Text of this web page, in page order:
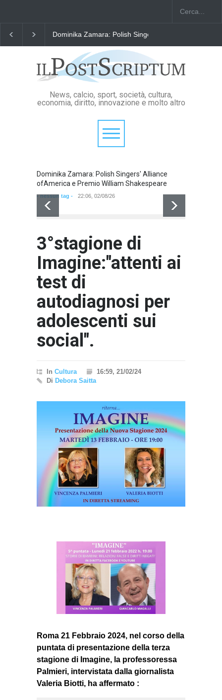
Shakespeare "Il Passaporto di Fausto Angelo Coppi" il Premio
News, calcio, sport, società, cultura,
economia, diritto, innovazione e molto altro
Dominika Zamara: Polish Singers' Alliance
ofAmerica e Premio William Shakespeare
- nessun tag - 22:06, 02/08/26
3°stagione di
Imagine:"attenti ai
test di
autodiagnosi per
adolescenti sui
social".
In Cultura
16:59, 21/02/24
Di Debora Saitta
Roma 21 Febbraio 2024, nel corso della
puntata di presentazione della terza
stagione di Imagine, la professoressa
Palmieri, intervistata dalla giornalista
Valeria Biotti, ha affermato :